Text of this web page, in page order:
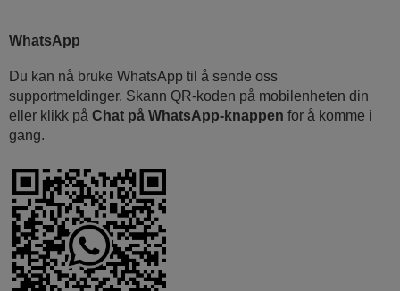
WhatsApp
Du kan nå bruke WhatsApp til å sende oss
supportmeldinger. Skann QR-koden på mobilenheten din
eller klikk på Chat på WhatsApp-knappen for å komme i
gang.